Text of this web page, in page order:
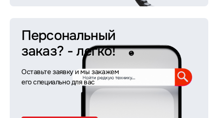
Персональный
заказ? - легко!
Оставьте заявку и мы закажем
его специально для вас